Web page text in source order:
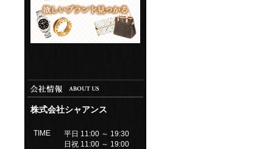
株式会社シャアンス
TIME
平日 11:00 ～ 19:30
日祝 11:00 ～ 19:00